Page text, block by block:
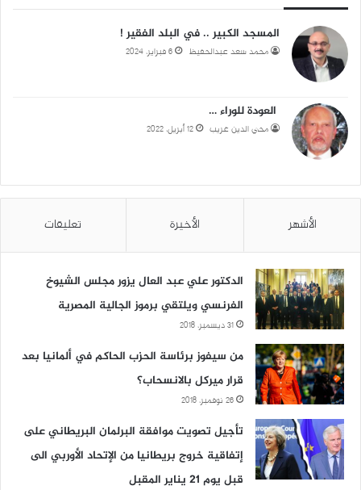
المسجد الكبير .. في البلد الفقير !
محمد سعد عبدالحفيظ 6 فبراير، 2024
العودة للوراء …
محي الدين غريب 12 أبريل، 2022
الأشهر الأخيرة تعليقات
الدكتور علي عبد العال يزور مجلس الشيوخ
الفرنسي ويلتقي برموز الجالية المصرية
31 ديسمبر، 2018
من سيفوز برئاسة الحزب الحاكم في ألمانيا بعد
قرار ميركل بالانسحاب؟
26 نوفمبر، 2018
تأجيل تصويت موافقة البرلمان البريطاني على
إتفاقية خروج بريطانيا من الإتحاد الأوربي الى
قبل يوم 21 يناير المقبل